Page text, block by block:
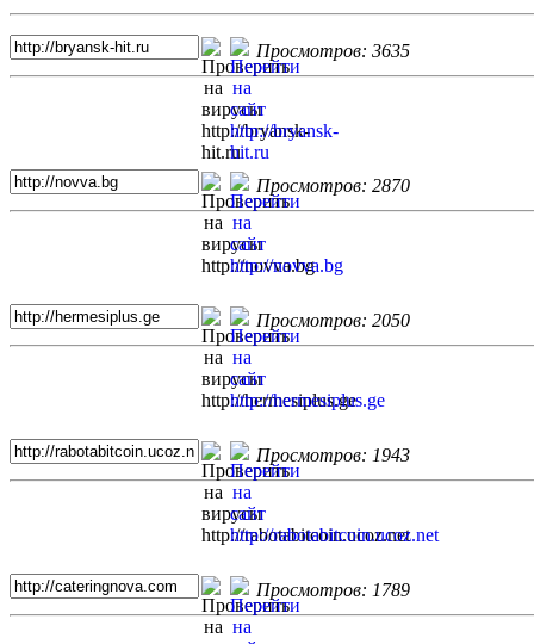
Просмотров: 3635
Просмотров: 2870
Просмотров: 2050
Просмотров: 1943
Просмотров: 1789